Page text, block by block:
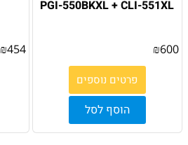
PGI-550BKXL + CLI-551XL
₪600
פרטים נוספים
הוסף לסל
₪454